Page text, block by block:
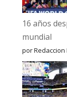
16 años
mundial
por Redaccion